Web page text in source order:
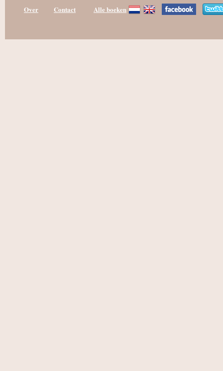
Over Contact Alle boeken